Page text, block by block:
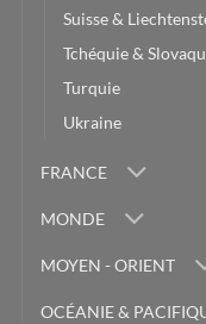
Suisse &
Tchéquie &
Turquie
Ukraine
FRANCE
MONDE
MOYEN - ORIENT
OCÉANIE &